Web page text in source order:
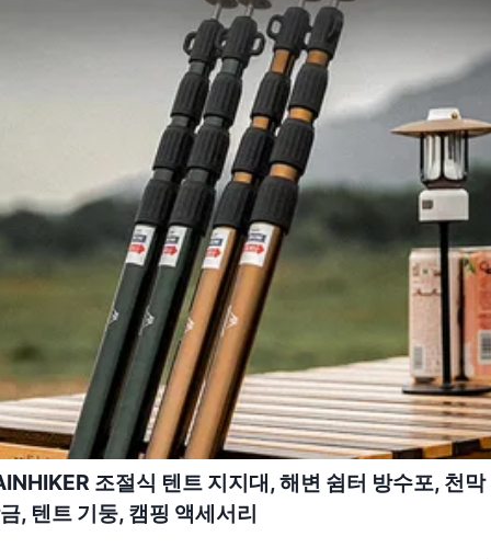
조절식 텐트 지지대, 해변 쉼터 방수포, 천막
, 텐트 기둥, 캠핑 액세서리